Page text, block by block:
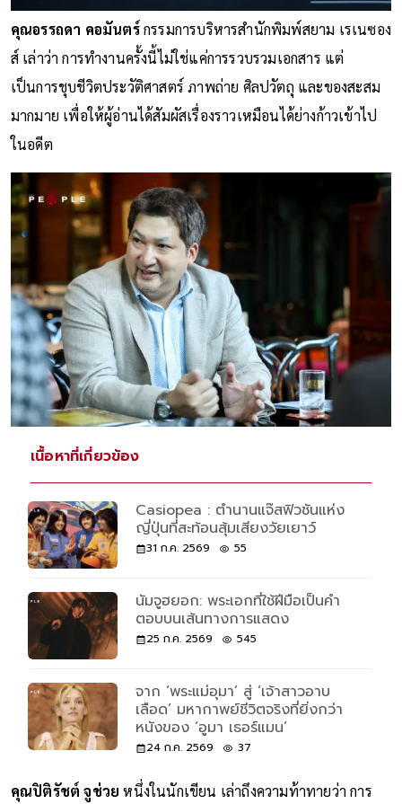
คุณอรรถดา คอมันตร์กรรมการบริหารสำนักพิมพ์สยาม เรเนซอง
ส์ เล่าว่า การทำงานครั้งนี้ไม่ใช่แค่การรวบรวมเอกสาร แต่
เป็นการชุบชีวิตประวัติศาสตร์ ภาพถ่าย ศิลปวัตถุ และของสะสม
มากมาย เพื่อให้ผู้อ่านได้สัมผัสเรื่องราวเหมือนได้ย่างก้าวเข้าไป
ในอดีต
เนื้อหาที่เกี่ยวข้อง
Casiopea : ตำนานแจ๊สฟิวชันแห่ง
ญี่ปุ่นที่สะท้อนสุ้มเสียงวัยเยาว์
31 ก.ค. 2569 55
นัมจูฮยอก: พระเอกที่ใช้ฝีมือเป็นคำ
ตอบบนเส้นทางการแสดง
25 ก.ค. 2569 545
จาก ‘พระแม่อุมา’ สู่ ‘เจ้าสาวอาบ
เลือด’ มหากาพย์ชีวิตจริงที่ยิ่งกว่า
หนังของ ‘อูมา เธอร์แมน’
24 ก.ค. 2569 37
คุณปิติรัชต์ จูช่วยหนึ่งในนักเขียน เล่าถึงความท้าทายว่า การ